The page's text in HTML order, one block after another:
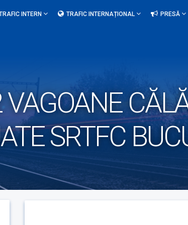
INTERN TRAFIC INTERNAȚIONAL PRESĂ
SRTFC